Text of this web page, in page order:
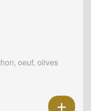
oeuf, olives